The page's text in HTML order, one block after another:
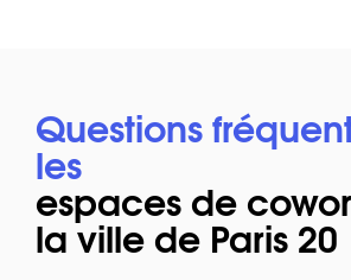
Questions
les
espaces de
la ville de Paris 20